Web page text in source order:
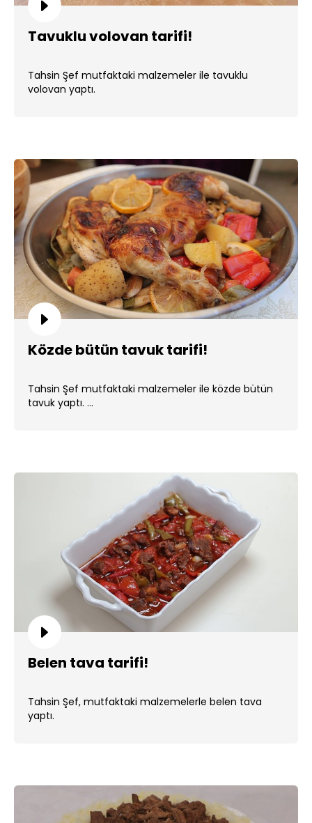
Tavuklu volovan tarifi!
Tahsin Şef mutfaktaki malzemeler ile tavuklu
volovan yaptı.
Közde bütün tavuk tarifi!
Tahsin Şef mutfaktaki malzemeler ile közde bütün
tavuk yaptı. ...
Belen tava tarifi!
Tahsin Şef, mutfaktaki malzemelerle belen tava
yaptı.